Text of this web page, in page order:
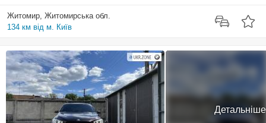
Житомир, Житомирська обл.
134 км від м. Київ
Детальніше